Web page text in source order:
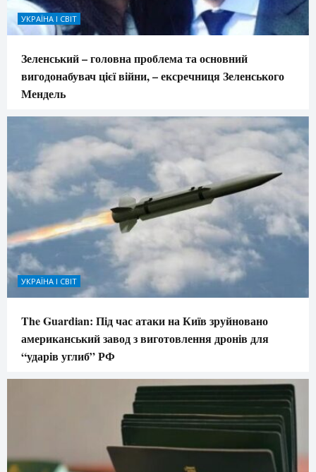
УКРАЇНА І СВІТ
Зеленський – головна проблема та основний
вигодонабувач цієї війни, – ексречниця Зеленського
Мендель
УКРАЇНА І СВІТ
The Guardian: Під час атаки на Київ зруйновано
американський завод з виготовлення дронів для
“ударів углиб” РФ